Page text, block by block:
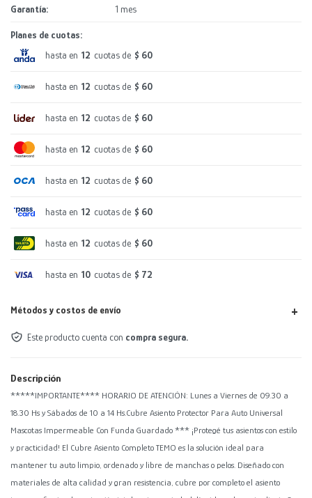
Garantía 1 mes
Planes de cuotas:
hasta en 12 cuotas de $ 60
hasta en 12 cuotas de $ 60
hasta en 12 cuotas de $ 60
hasta en 12 cuotas de $ 60
hasta en 12 cuotas de $ 60
hasta en 12 cuotas de $ 60
hasta en 12 cuotas de $ 60
hasta en 10 cuotas de $ 72
Métodos y costos de envío
Este producto cuenta con compra segura.
Descripción
*****IMPORTANTE**** HORARIO DE ATENCIÓN: Lunes a Viernes de 09.30 a
18.30 Hs y Sábados de 10 a 14 Hs.Cubre Asiento Protector Para Auto Universal
Mascotas Impermeable Con Funda Guardado *** ¡Protegé tus asientos con estilo
y practicidad! El Cubre Asiento Completo TEMO es la solución ideal para
mantener tu auto limpio, ordenado y libre de manchas o pelos. Diseñado con
materiales de alta calidad y gran resistencia, cubre por completo el asiento